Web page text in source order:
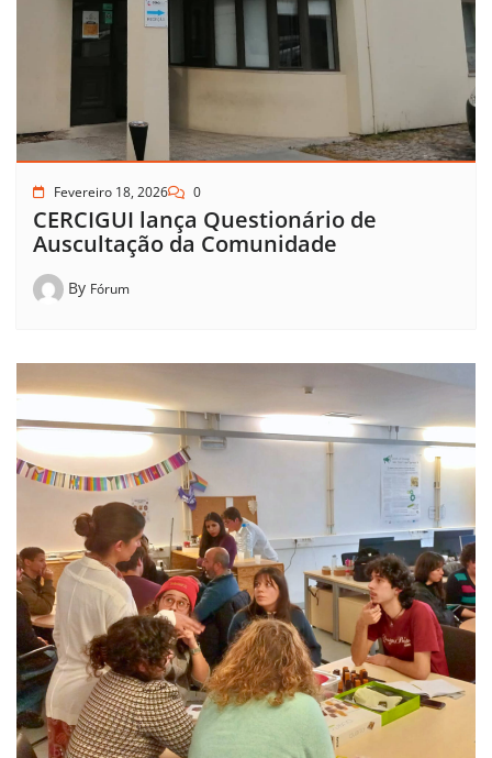
Fevereiro 18, 2026 0
CERCIGUI lança Questionário de
Auscultação da Comunidade
By Fórum